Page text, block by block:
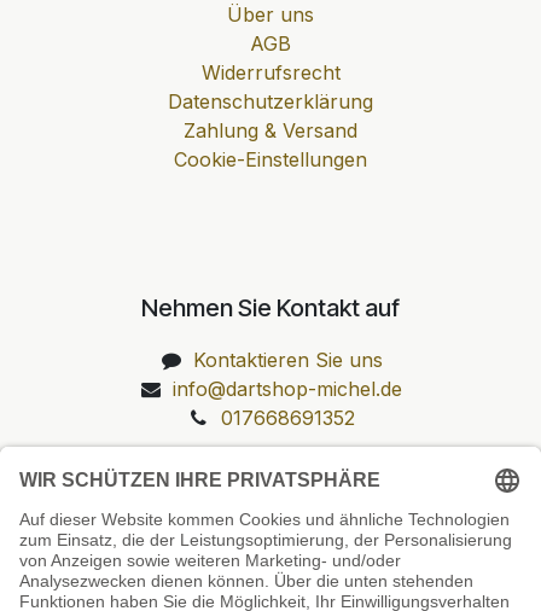
Über uns
AGB
Widerrufsrecht
Datenschutzerklärung
Zahlung & Versand
Cookie-Einstellungen
Nehmen Sie Kontakt auf
Kontaktieren Sie uns
info@dartshop-michel.de
017668691352
Unsere Prüfsiegel